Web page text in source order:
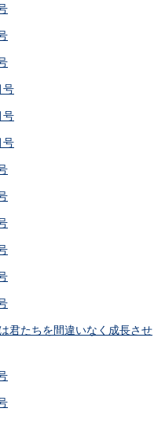
号
号
号
君たちを間違いなく成長させ